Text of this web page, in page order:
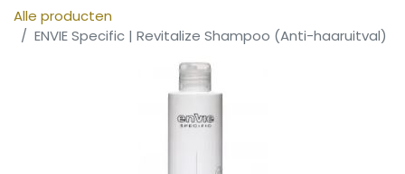
Alle producten
ENVIE Specific | Revitalize Shampoo (Anti-haaruitval)